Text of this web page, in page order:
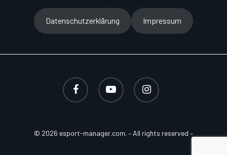
Datenschutzerklärung Impressum
facebook youtube instagram
© 2026 esport-manager.com. – All rights reserved –